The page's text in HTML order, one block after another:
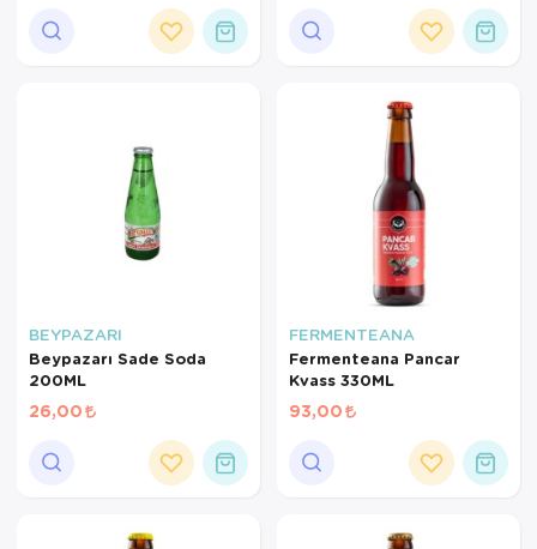
BEYPAZARI
Beypazarı Sade Soda
200ML
26,00
FERMENTEANA
Fermenteana Pancar
Kvass 330ML
93,00